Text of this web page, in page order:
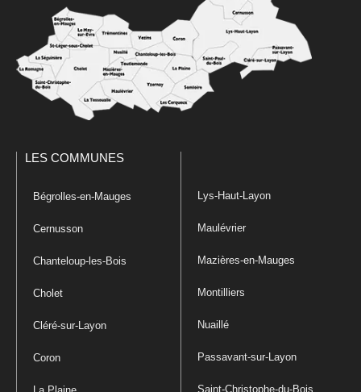
LES COMMUNES
Bégrolles-en-Mauges
Cernusson
Chanteloup-les-Bois
Cholet
Cléré-sur-Layon
Coron
Lys-Haut-Layon
Maulévrier
Mazières-en-Mauges
Montilliers
Nuaillé
Passavant-sur-Layon
Saint-Christophe-du-Bois